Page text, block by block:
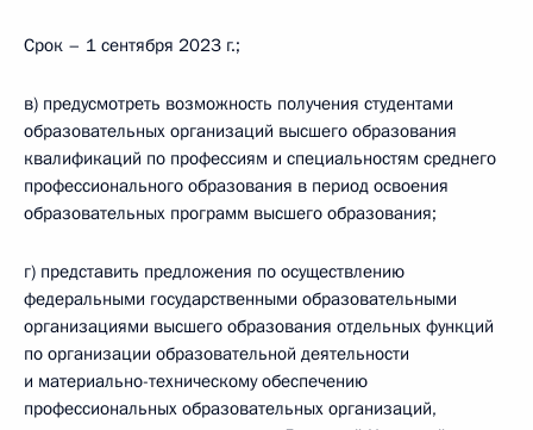
Срок – 1 сентября 2023 г.;
в) предусмотреть возможность получения студентами
образовательных организаций высшего образования
квалификаций по профессиям и специальностям среднего
профессионального образования в период освоения
образовательных программ высшего образования;
г) представить предложения по осуществлению
федеральными государственными образовательными
организациями высшего образования отдельных функций
по организации образовательной деятельности
и материально-техническому обеспечению
профессиональных образовательных организаций,